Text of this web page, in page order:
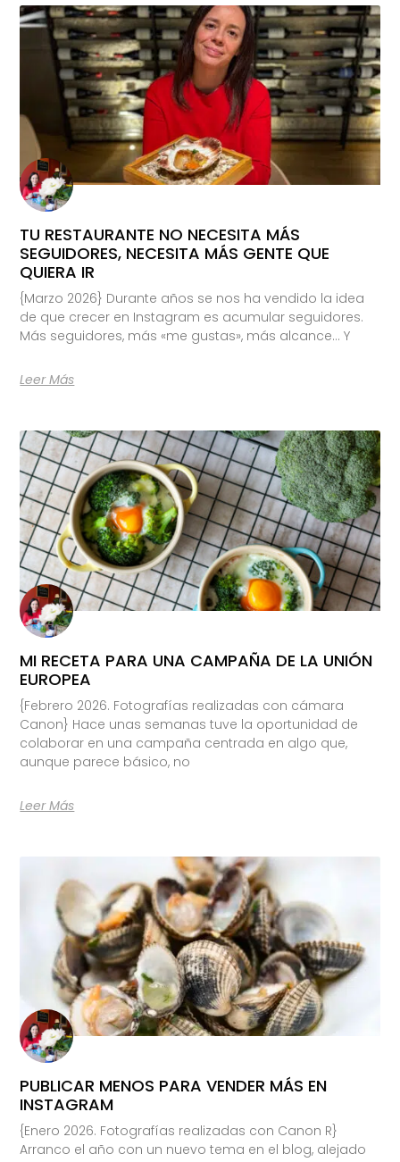
TU RESTAURANTE NO NECESITA MÁS
SEGUIDORES, NECESITA MÁS GENTE QUE
QUIERA IR
{Marzo 2026} Durante años se nos ha vendido la idea
de que crecer en Instagram es acumular seguidores.
Más seguidores, más «me gustas», más alcance… Y
Leer Más
MI RECETA PARA UNA CAMPAÑA DE LA UNIÓN
EUROPEA
{Febrero 2026. Fotografías realizadas con cámara
Canon} Hace unas semanas tuve la oportunidad de
colaborar en una campaña centrada en algo que,
aunque parece básico, no
Leer Más
PUBLICAR MENOS PARA VENDER MÁS EN
INSTAGRAM
{Enero 2026. Fotografías realizadas con Canon R}
Arranco el año con un nuevo tema en el blog, alejado